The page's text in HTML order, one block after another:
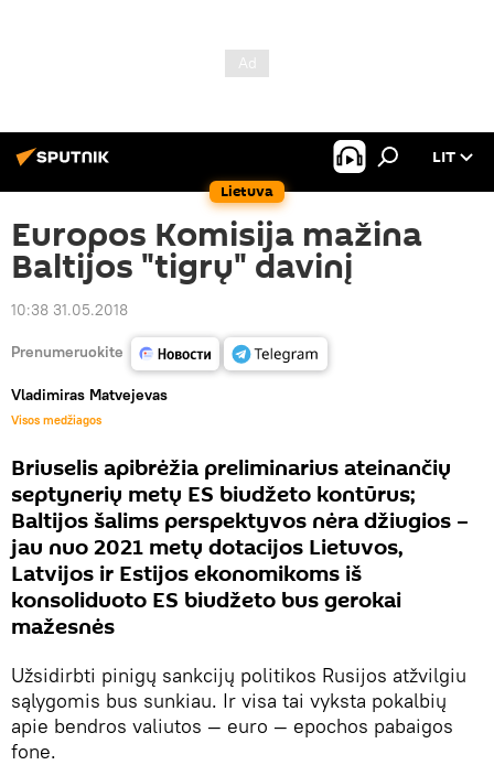
Lietuva
LIT
Europos Komisija mažina
Baltijos "tigrų" davinį
10:38 31.05.2018
Prenumeruokite
Vladimiras Matvejevas
Visos medžiagos
Briuselis apibrėžia preliminarius ateinančių
septynerių metų ES biudžeto kontūrus;
Baltijos šalims perspektyvos nėra džiugios –
jau nuo 2021 metų dotacijos Lietuvos,
Latvijos ir Estijos ekonomikoms iš
konsoliduoto ES biudžeto bus gerokai
mažesnės
Užsidirbti pinigų sankcijų politikos Rusijos atžvilgiu
sąlygomis bus sunkiau. Ir visa tai vyksta pokalbių
apie bendros valiutos — euro — epochos pabaigos
fone.